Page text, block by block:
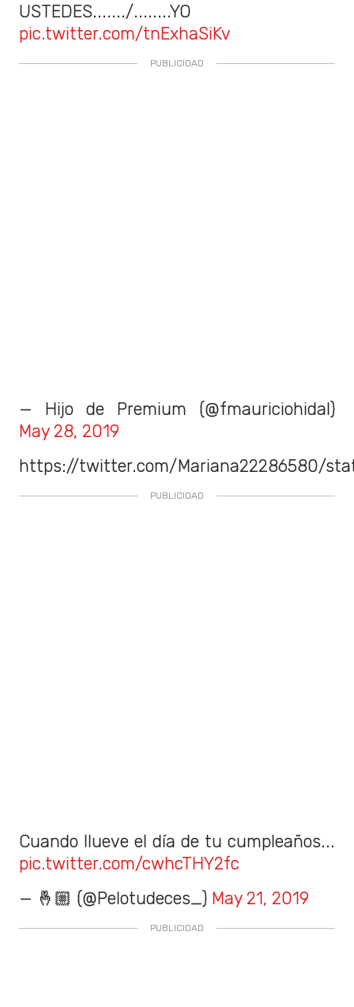
USTEDES......./........YO
pic.twitter.com/tnExhaSiKv
— Hijo de Premium (@fmauriciohidal)
May 28, 2019
https://twitter.com/Mariana22286580/
Cuando llueve el día de tu cumpleaños...
pic.twitter.com/cwhcTHY2fc
— 🤞🏼 (@Pelotudeces_) May 21, 2019